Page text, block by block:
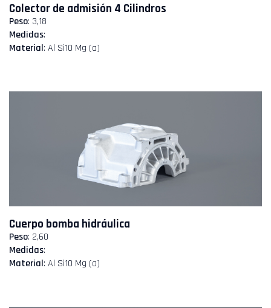
Colector de admisión 4 Cilindros
Peso: 3,18
Medidas:
Material: Al Si10 Mg (a)
Cuerpo bomba hidráulica
Peso: 2,60
Medidas:
Material: Al Si10 Mg (a)